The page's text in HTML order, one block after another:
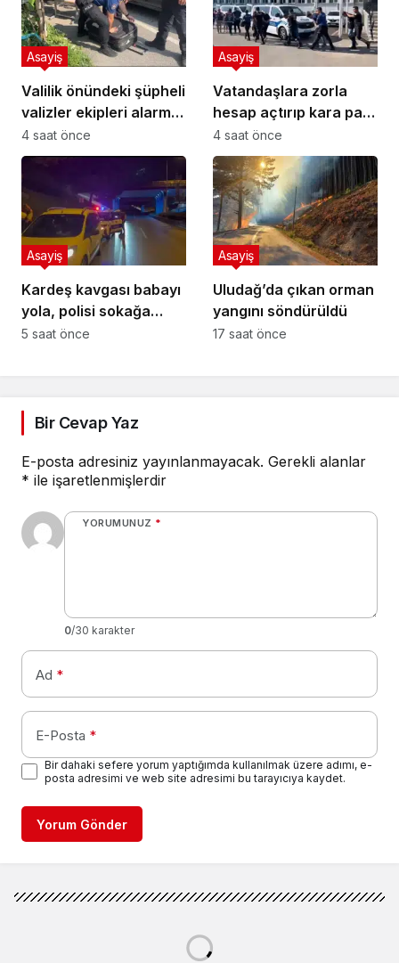
Valilik önündeki şüpheli
valizler ekipleri alarma
geçirdi.. Gerçek
sonradan çıktı
Asayiş
4 saat önce
Vatandaşlara zorla
hesap açtırıp kara para
aklayan şahıslara
baskın
Asayiş
4 saat önce
Kardeş kavgası babayı
yola, polisi sokağa
döktü
Asayiş
5 saat önce
Uludağ’da çıkan orman
yangını söndürüldü
Asayiş
17 saat önce
Bir Cevap Yaz
E-posta adresiniz yayınlanmayacak. Gerekli alanlar
* ile işaretlenmişlerdir
YORUMUNUZ *
0/30 karakter
Ad *
E-Posta *
Bir dahaki sefere yorum yaptığımda kullanılmak üzere adımı, e-
posta adresimi ve web site adresimi bu tarayıcıya kaydet.
Yorum Gönder